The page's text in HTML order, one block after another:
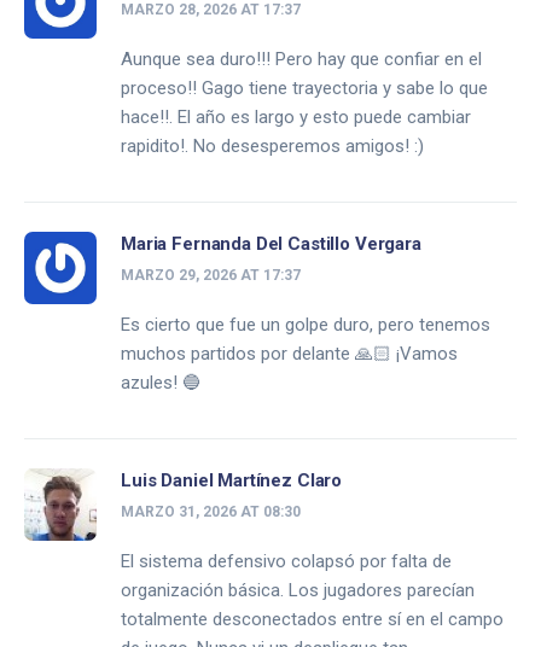
MARZO 28, 2026 AT 17:37
Aunque sea duro!!! Pero hay que confiar en el
proceso!! Gago tiene trayectoria y sabe lo que
hace!!. El año es largo y esto puede cambiar
rapidito!. No desesperemos amigos! :)
Maria Fernanda Del Castillo Vergara
MARZO 29, 2026 AT 17:37
Es cierto que fue un golpe duro, pero tenemos
muchos partidos por delante 🙏🏻 ¡Vamos
azules! 🔵
Luis Daniel Martínez Claro
MARZO 31, 2026 AT 08:30
El sistema defensivo colapsó por falta de
organización básica. Los jugadores parecían
totalmente desconectados entre sí en el campo